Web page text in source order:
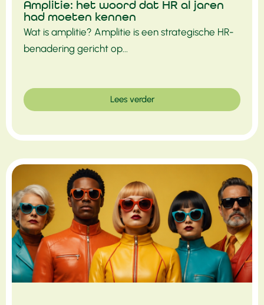
Amplitie: het woord dat HR al jaren
had moeten kennen
Wat is amplitie? Amplitie is een strategische HR-
benadering gericht op...
Lees verder